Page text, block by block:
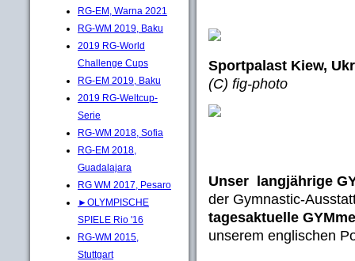
RG-EM, Warna 2021
RG-WM 2019, Baku
2019 RG-World
Challenge Cups
RG-EM 2019, Baku
2019 RG-Weltcup-
Serie
RG-WM 2018, Sofia
RG-EM 2018,
Guadalajara
RG WM 2017, Pesaro
►OLYMPISCHE
SPIELE Rio '16
RG-WM 2015,
Stuttgart
Sportpalast Kiew,
(C) fig-photo
Unser langjährige
der Gymnastic-
tagesaktuelle
unserem englischen